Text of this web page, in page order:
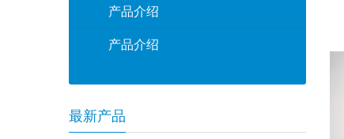
产品介绍
产品介绍
最新产品